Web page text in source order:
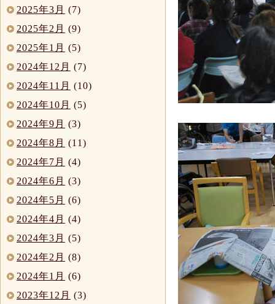
2025年3月 (7)
2025年2月 (9)
2025年1月 (5)
2024年12月 (7)
2024年11月 (10)
2024年10月 (5)
2024年9月 (3)
2024年8月 (11)
2024年7月 (4)
2024年6月 (3)
2024年5月 (6)
2024年4月 (4)
2024年3月 (5)
2024年2月 (8)
2024年1月 (6)
2023年12月 (3)